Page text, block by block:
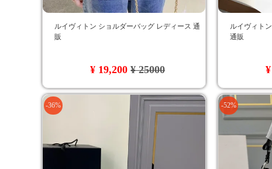
ルイヴィトン ショルダーバッグ レディース 通
販
¥ 19,200¥ 25000
ルイヴィト
通販
-36% -52%